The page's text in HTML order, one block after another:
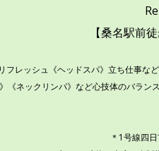
【桑名駅前
レッシュ《ヘッドスパ》立ち仕事
《ネックリンパ》など心技体のバラン
＊1号線四